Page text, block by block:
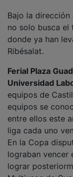
no solo busca el
donde ya han
Ribésalat.
Universidad
equipos de
equipos se
entre ellos este
liga cada uno
En la Copa
lograban vencer
lograr
Multiusos de